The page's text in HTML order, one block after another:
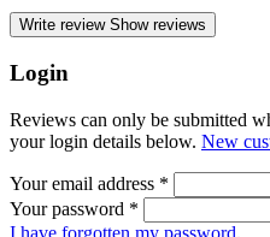
Write review Show reviews
Login
Reviews can only be submitted
your login details below. New
Your email address *
Your password *
I have forgotten my password.